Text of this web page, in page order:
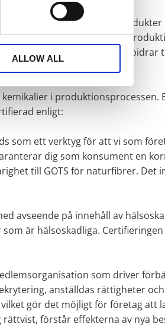
ALLOW ALL
cirkulärt och välja
varje dag, jämfört med om
Samtidigt är du med och bidrar
i produktionsprocessen.
enligt:
som ett verktyg för att vi som
dig som konsument en
till GOTS för naturfibrer. Det
avseende på innehåll av
är hälsoskadliga. Certifieringen
som driver
anställdas rättigheter
gör det möjligt för företag att
förstår effekterna av nya